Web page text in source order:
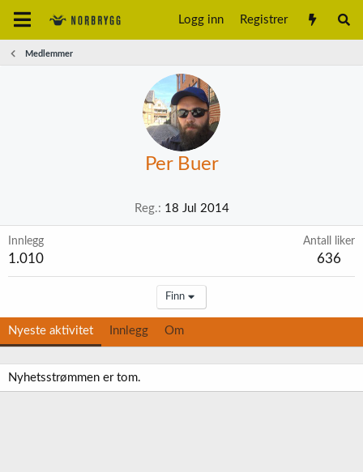
Logg inn Registrer
Medlemmer
Per Buer
Reg. 18 Jul 2014
Innlegg
1.010
Antall liker
636
Finn
Nyeste aktivitet Innlegg Om
Nyhetsstrømmen er tom.